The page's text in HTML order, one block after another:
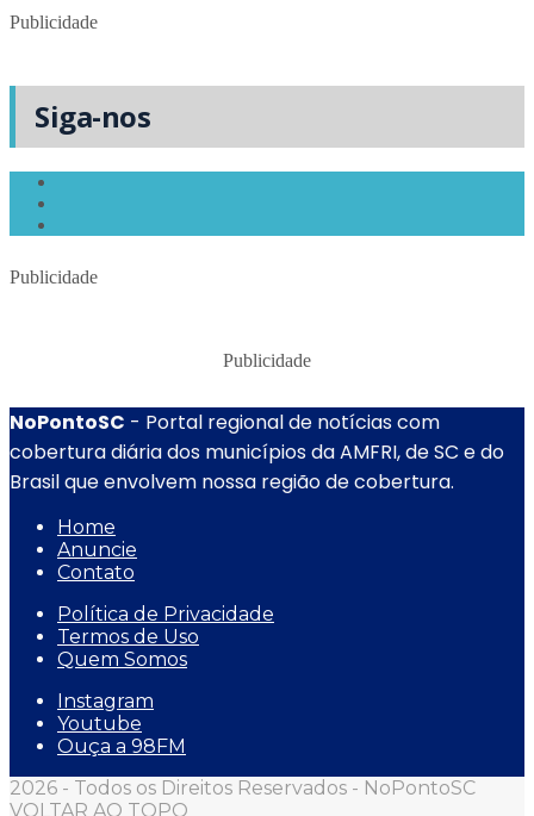
Publicidade
Siga-nos
Publicidade
Publicidade
NoPontoSC - Portal regional de notícias com
cobertura diária dos municípios da AMFRI, de SC e do
Brasil que envolvem nossa região de cobertura.
Home
Anuncie
Contato
Política de Privacidade
Termos de Uso
Quem Somos
Instagram
Youtube
Ouça a 98FM
2026 - Todos os Direitos Reservados - NoPontoSC
VOLTAR AO TOPO